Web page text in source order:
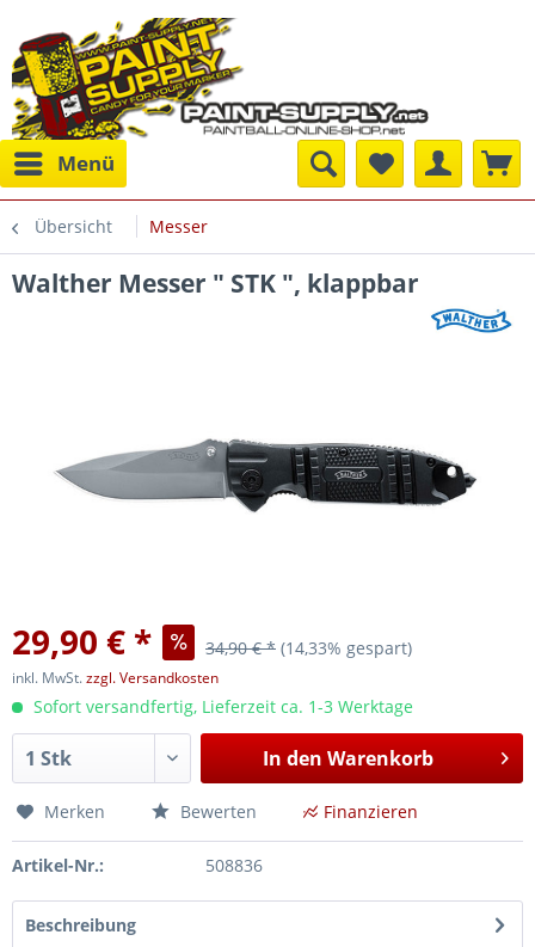
Menü
Übersicht Messer
Walther Messer " STK ", klappbar
29,90 € * 34,90 € * (14,33% gespart)
inkl. MwSt.zzgl. Versandkosten
Sofort versandfertig, Lieferzeit ca. 1-3 Werktage
In den Warenkorb
Merken Bewerten Finanzieren
Artikel-Nr.: 508836
Beschreibung